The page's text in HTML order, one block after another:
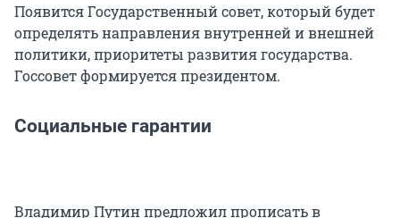
Появится Государственный совет, который будет
определять направления внутренней и внешней
политики, приоритеты развития государства.
Госсовет формируется президентом.
Социальные гарантии
Владимир Путин предложил прописать в